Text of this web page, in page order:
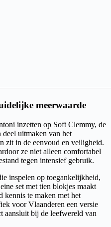
meerwaarde
inzetten op Soft Clemmy, de
deel uitmaken van het
zit in de eenvoud en veiligheid.
ze niet alleen comfortabel
tegen intensief gebruik.
inspelen op toegankelijkheid,
set met tien blokjes maakt
te maken met het
voor Vlaanderen een versie
aansluit bij de leefwereld van